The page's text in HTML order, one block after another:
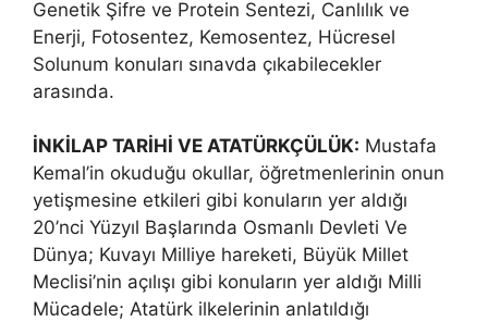
Genetik Şifre ve Protein Sentezi, Canlılık ve
Enerji, Fotosentez, Kemosentez, Hücresel
Solunum konuları sınavda çıkabilecekler
arasında.
İNKİLAP TARİHİ VE ATATÜRKÇÜLÜK: Mustafa
Kemal’in okuduğu okullar, öğretmenlerinin onun
yetişmesine etkileri gibi konuların yer aldığı
20’nci Yüzyıl Başlarında Osmanlı Devleti Ve
Dünya; Kuvayı Milliye hareketi, Büyük Millet
Meclisi’nin açılışı gibi konuların yer aldığı Milli
Mücadele; Atatürk ilkelerinin anlatıldığı